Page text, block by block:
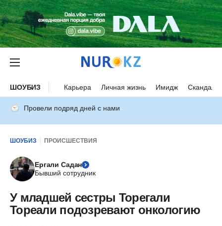
ШОУБИЗ Карьера Личная жизнь Имидж Скандалы
Провели подряд дней с нами
ШОУБИЗ ПРОИСШЕСТВИЯ
Ергали Садан
Бывший сотрудник
У младшей сестры Торегали
Тореали подозревают онкологию